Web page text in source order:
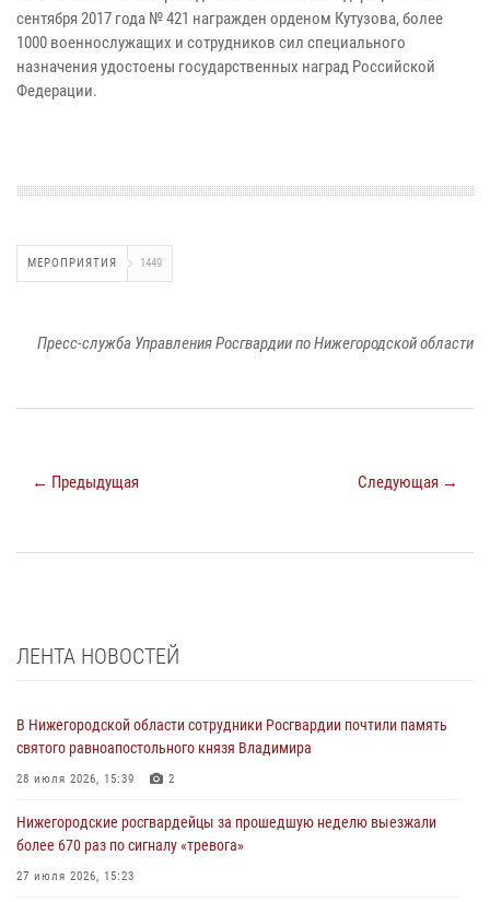
сентября 2017 года № 421 награжден орденом Кутузова, более
1000 военнослужащих и сотрудников сил специального
назначения удостоены государственных наград Российской
Федерации.
МЕРОПРИЯТИЯ 1449
Пресс-служба Управления Росгвардии по Нижегородской области
← Предыдущая Следующая →
ЛЕНТА НОВОСТЕЙ
В Нижегородской области сотрудники Росгвардии почтили память
святого равноапостольного князя Владимира
28 июля 2026, 15:39 2
Нижегородские росгвардейцы за прошедшую неделю выезжали
более 670 раз по сигналу «тревога»
27 июля 2026, 15:23